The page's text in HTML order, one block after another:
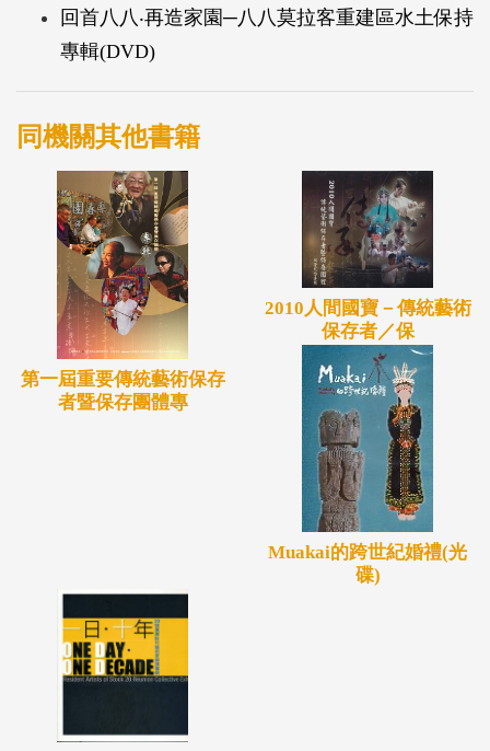
回首八八‧再造家園─八八莫拉客重建區水土保持
專輯(DVD)
同機關其他書籍
第一屆重要傳統藝術保存
者暨保存團體專
2010人間國寶－傳統藝術
保存者／保
Muakai的跨世紀婚禮(光
碟)